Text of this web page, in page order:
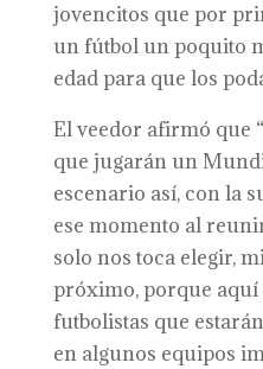
jovencitos que por
un fútbol un poquito
edad para que los
El veedor afirmó que
que jugarán un
escenario así, con la
ese momento al
solo nos toca elegir,
próximo, porque
futbolistas que
en algunos equipos